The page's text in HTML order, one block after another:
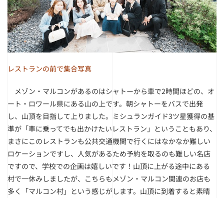
レストランの前で集合写真
メゾン・マルコンがあるのはシャトーから車で2時間ほどの、オ
ート・ロワール県にある山の上です。朝シャトーをバスで出発
し、山頂を目指して上りました。ミシュランガイド3ツ星獲得の基
準が「車に乗ってでも出かけたいレストラン」ということもあり、
まさにこのレストランも公共交通機関で行くにはなかなか難しい
ロケーションですし、人気があるため予約を取るのも難しい名店
ですので、学校での企画は嬉しいです！山頂に上がる途中にある
村で一休みしましたが、こちらもメゾン・マルコン関連のお店も
多く「マルコン村」という感じがします。山頂に到着すると素晴